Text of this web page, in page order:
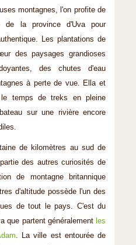
montagnes, l'on profite de
de la province d'Uva pour
Les plantations de
des paysages grandioses
des chutes d'eau
à perte de vue. Ella et
temps de treks en pleine
sur une rivière encore
de kilomètres au sud de
des autres curiosités de
de montagne britannique
d'altitude possède l'un des
de tout le pays. C'est du
que partent généralement les
. La ville est entourée de